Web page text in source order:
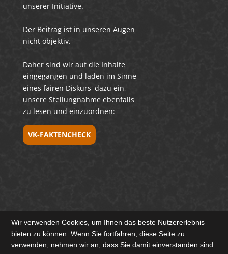
unserer Initiative.
Der Beitrag ist in unseren Augen
nicht objektiv.
Daher sind wir auf die Inhalte
eingegangen und laden im Sinne
eines fairen Diskurs' dazu ein,
unsere Stellungnahme ebenfalls
zu lesen und einzuordnen:
VK-FAKTENCHECK
Wir verwenden Cookies, um Ihnen das beste Nutzererlebnis
bieten zu können. Wenn Sie fortfahren, diese Seite zu
verwenden, nehmen wir an, dass Sie damit einverstanden sind.